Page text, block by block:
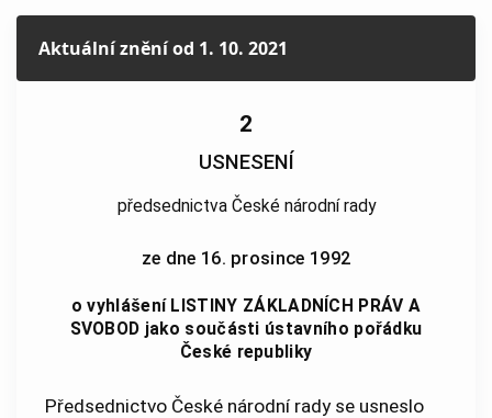
Aktuální zněníod 1. 10. 2021
2
USNESENÍ
předsednictva České národní rady
ze dne 16. prosince 1992
o vyhlášení LISTINY ZÁKLADNÍCH PRÁV A
SVOBOD jako součásti ústavního pořádku
České republiky
Předsednictvo České národní rady se usneslo